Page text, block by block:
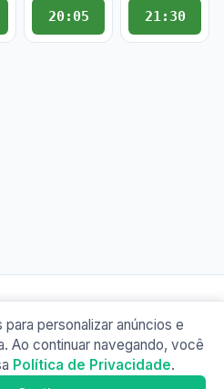
20:05 21:30
Busão BR
Política de Privacidade
personalizar anúncios e
Ao continuar navegando, você
Política de Privacidade.